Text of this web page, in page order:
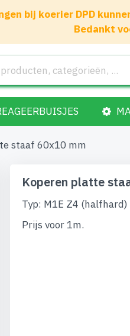
bij koerier DPD
Bedankt
staaf 60x10 mm
Koperen platte
Typ: M1E Z4 (halfhard)
Prijs voor 1m.